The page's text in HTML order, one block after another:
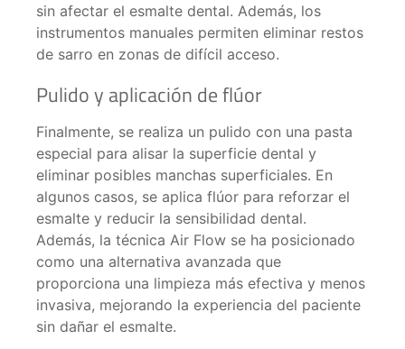
sin afectar el esmalte dental. Además, los
instrumentos manuales permiten eliminar restos
de sarro en zonas de difícil acceso.
Pulido y aplicación de flúor
Finalmente, se realiza un pulido con una pasta
especial para alisar la superficie dental y
eliminar posibles manchas superficiales. En
algunos casos, se aplica flúor para reforzar el
esmalte y reducir la sensibilidad dental.
Además, la técnica Air Flow se ha posicionado
como una alternativa avanzada que
proporciona una limpieza más efectiva y menos
invasiva, mejorando la experiencia del paciente
sin dañar el esmalte.